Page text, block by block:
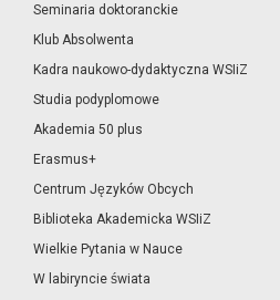
Seminaria doktoranckie
Klub Absolwenta
Kadra naukowo-dydaktyczna WSIiZ
Studia podyplomowe
Akademia 50 plus
Erasmus+
Centrum Języków Obcych
Biblioteka Akademicka WSIiZ
Wielkie Pytania w Nauce
W labiryncie świata